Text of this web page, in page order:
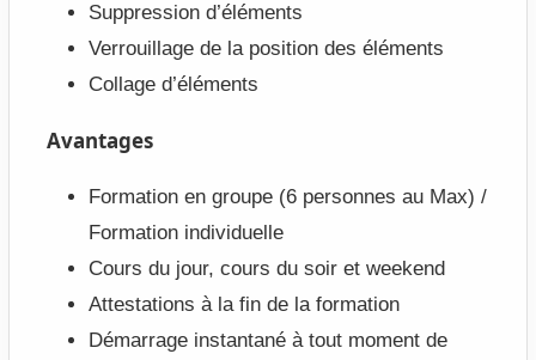
Suppression d’éléments
Verrouillage de la position des éléments
Collage d’éléments
Avantages
Formation en groupe (6 personnes au Max) /
Formation individuelle
Cours du jour, cours du soir et weekend
Attestations à la fin de la formation
Démarrage instantané à tout moment de